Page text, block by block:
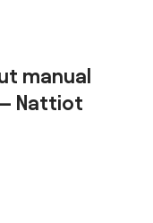
manual
Nattiot